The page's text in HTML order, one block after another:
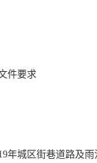
件要求
年城区街巷道路及